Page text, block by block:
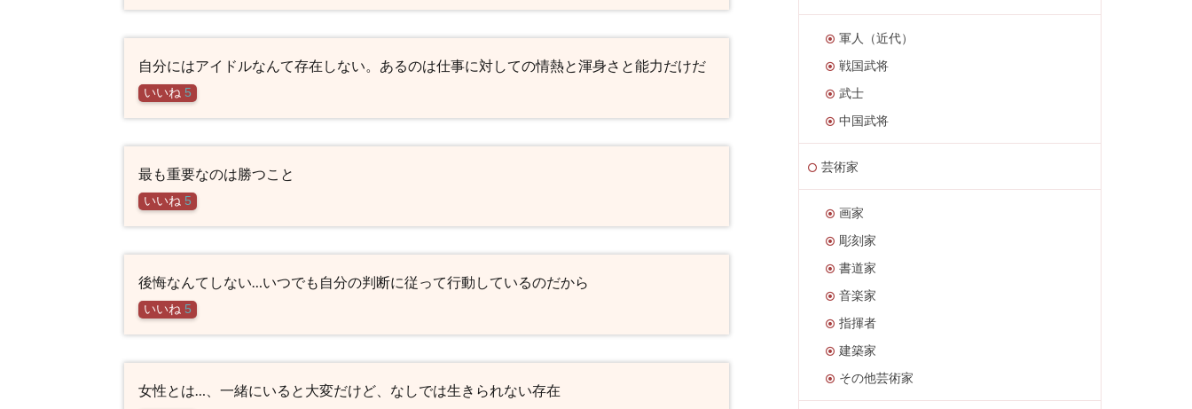
自分にはアイドルなんて存在しない。あるのは仕事に対しての情熱と渾身さと能力だけだ
いいね 5
最も重要なのは勝つこと
いいね 5
後悔なんてしない…いつでも自分の判断に従って行動しているのだから
いいね 5
女性とは…、一緒にいると大変だけど、なしでは生きられない存在
軍人（近代）
戦国武将
武士
中国武将
芸術家
画家
彫刻家
書道家
音楽家
指揮者
建築家
その他芸術家